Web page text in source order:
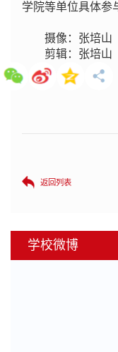
学院等单位具体参
摄像：张培山
剪辑：张培山
返回列表
学校微博